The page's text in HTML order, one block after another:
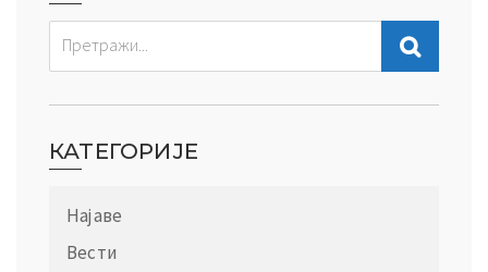
КАТЕГОРИЈЕ
Најаве
Вести